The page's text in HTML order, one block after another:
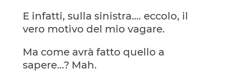
E infatti, sulla sinistra…. eccolo, il
vero motivo del mio vagare.
Ma come avrà fatto quello a
sapere…? Mah.